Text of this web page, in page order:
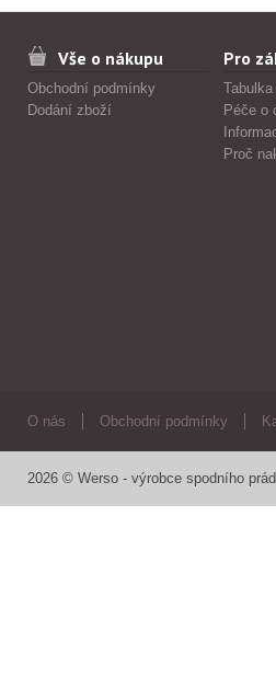
Vše o nákupu
Obchodní podmínky
Dodání zboží
Pro
Péče o
Proč
O nás Obchodní podmínky
2026 © Werso - výrobce spodního